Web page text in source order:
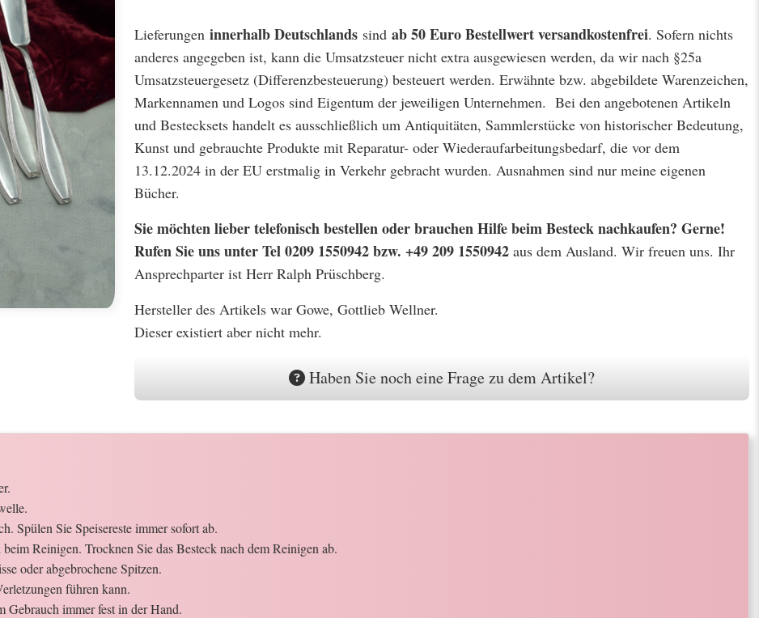
Lieferungen innerhalb Deutschlands sind ab 50 Euro Bestellwertversandkostenfrei. Sofern nichts
anderes angegeben ist, kann die Umsatzsteuer nicht extra ausgewiesen werden, da wir nach §25a
Umsatzsteuergesetz (Differenzbesteuerung) besteuert werden. Erwähnte bzw. abgebildete Warenzeichen,
Markennamen und Logos sind Eigentum der jeweiligen Unternehmen. Bei den angebotenen Artikeln
und Bestecksets handelt es ausschließlich um Antiquitäten, Sammlerstücke von historischer Bedeutung,
Kunst und gebrauchte Produkte mit Reparatur- oder Wiederaufarbeitungsbedarf, die vor dem
13.12.2024 in der EU erstmalig in Verkehr gebracht wurden. Ausnahmen sind nur meine eigenen
Bücher.
Sie möchten lieber telefonisch bestellen oder brauchen Hilfe beim Besteck nachkaufen? Gerne!
Rufen Sie uns unter Tel 0209 1550942 bzw. +49 209 1550942 aus dem Ausland. Wir freuen uns. Ihr
Ansprechparter ist Herr Ralph Prüschberg.
Hersteller des Artikels war Gowe, Gottlieb Wellner.
Dieser existiert aber nicht mehr.
Haben Sie noch eine Frage zu dem Artikel?
Spülen Sie Speisereste immer sofort ab.
Reinigen. Trocknen Sie das Besteck nach dem Reinigen ab.
oder abgebrochene Spitzen.
führen kann.
Gebrauch immer fest in der Hand.